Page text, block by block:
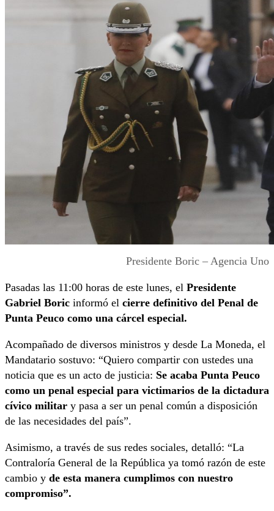
Presidente Boric – Agencia Uno
Pasadas las 11:00 horas de este lunes, el Presidente
Gabriel Boric informó el cierre definitivo del Penal de
Punta Peuco como una cárcel especial.
Acompañado de diversos ministros y desde La Moneda, el
Mandatario sostuvo: “Quiero compartir con ustedes una
noticia que es un acto de justicia: Se acaba Punta Peuco
como un penal especial para victimarios de la dictadura
cívico militar y pasa a ser un penal común a disposición
de las necesidades del país”.
Asimismo, a través de sus redes sociales, detalló: “La
Contraloría General de la República ya tomó razón de este
cambio y de esta manera cumplimos con nuestro
compromiso”.